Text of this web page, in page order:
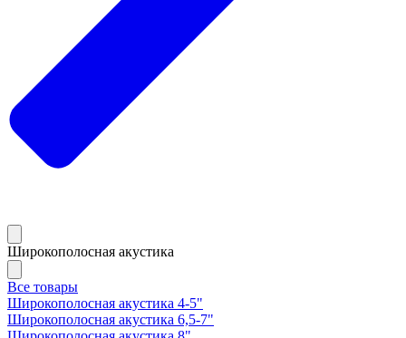
Широкополосная акустика
Все товары
Широкополосная акустика 4-5"
Широкополосная акустика 6,5-7"